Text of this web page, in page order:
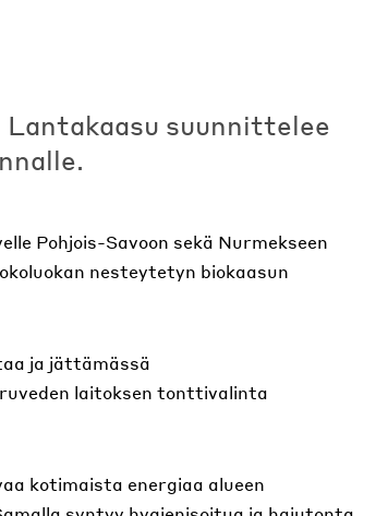
suunnittelee
Pohjois-Savoon sekä Nurmekseen
nesteytetyn biokaasun
ja jättämässä
laitoksen tonttivalinta
kotimaista energiaa alueen